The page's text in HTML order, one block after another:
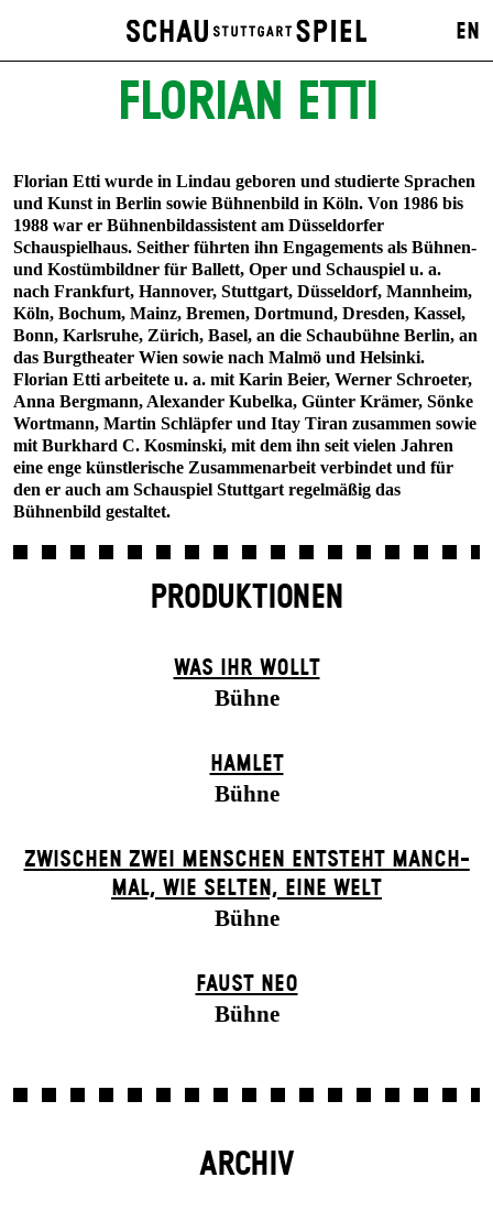
EN
FLORIAN ETTI
Florian Etti wurde in Lindau geboren und studierte Sprachen
und Kunst in Berlin sowie Bühnenbild in Köln. Von 1986 bis
1988 war er Bühnenbildassistent am Düsseldorfer
Schauspielhaus. Seither führten ihn Engagements als Bühnen-
und Kostümbildner für Ballett, Oper und Schauspiel u. a.
nach Frankfurt, Hannover, Stuttgart, Düsseldorf, Mannheim,
Köln, Bochum, Mainz, Bremen, Dortmund, Dresden, Kassel,
Bonn, Karlsruhe, Zürich, Basel, an die Schaubühne Berlin, an
das Burgtheater Wien sowie nach Malmö und Helsinki.
Florian Etti arbeitete u. a. mit Karin Beier, Werner Schroeter,
Anna Bergmann, Alexander Kubelka, Günter Krämer, Sönke
Wortmann, Martin Schläpfer und Itay Tiran zusammen sowie
mit Burkhard C. Kosminski, mit dem ihn seit vielen Jahren
eine enge künstlerische Zusammenarbeit verbindet und für
den er auch am Schauspiel Stuttgart regelmäßig das
Bühnenbild gestaltet.
PRODUKTIONEN
WAS IHR WOLLT
Bühne
HAMLET
Bühne
ZWISCHEN ZWEI MENSCHEN ENT­STEHT MANCH­
MAL, WIE SELTEN, EINE WELT
Bühne
FAUST NEO
Bühne
ARCHIV